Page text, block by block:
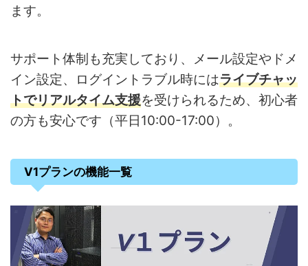
ます。
サポート体制も充実しており、メール設定やドメ
イン設定、ログイントラブル時にはライブチャッ
トでリアルタイム支援を受けられるため、初心者
の方も安心です（平日10:00-17:00）。
V1プランの機能一覧